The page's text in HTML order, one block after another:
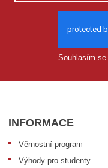
Souhlasím se
INFORMACE
Věrnostní program
Výhody pro studenty